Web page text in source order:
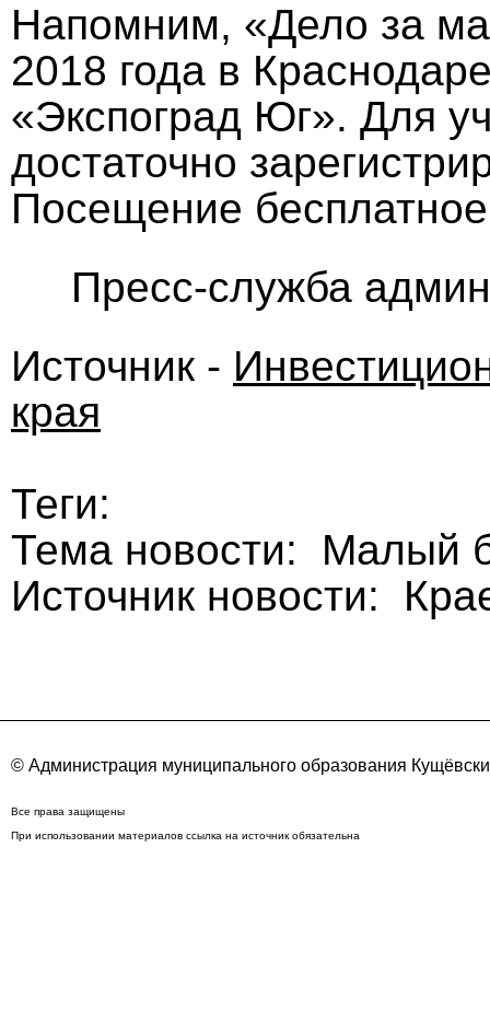
Напомним, «Дело за
2018 года в
«Экспоград Юг». Для
достаточно
Посещение
Пресс-служба
Источник -
края
Теги:
Тема новости: Малый
Источник новости:
© Администрация муниципального образования
Все права защищены
При использовании материалов ссылка на источник обязательна